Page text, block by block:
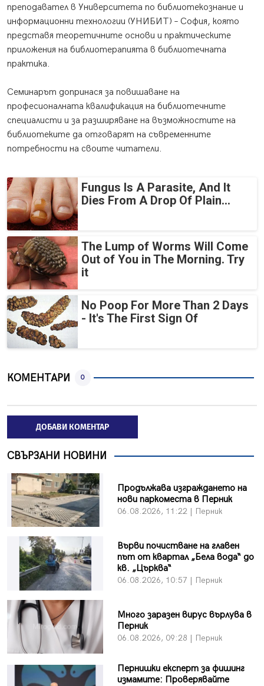
преподавател в Университета по библиотекознание и
информационни технологии (УНИБИТ) – София, която
представя теоретичните основи и практическите
приложения на библиотерапията в библиотечната
практика.
Семинарът допринася за повишаване на
професионалната квалификация на библиотечните
специалисти и за разширяване на възможностите на
библиотеките да отговарят на съвременните
потребности на своите читатели.
Fungus Is A Parasite, And It
Dies From A Drop Of Plain...
The Lump of Worms Will Come
Out of You in The Morning. Try
it
No Poop For More Than 2 Days
- It's The First Sign Of
КОМЕНТАРИ 0
ДОБАВИ КОМЕНТАР
СВЪРЗАНИ НОВИНИ
Продължава изграждането на
нови паркоместа в Перник
06.08.2026, 11:22 | Перник
Върви почистване на главен
път от квартал „Бела вода“ до
кв. „Църква“
06.08.2026, 10:57 | Перник
Много заразен вирус върлува в
Перник
06.08.2026, 09:28 | Перник
Пернишки експерт за фишинг
измамите: Проверявайте